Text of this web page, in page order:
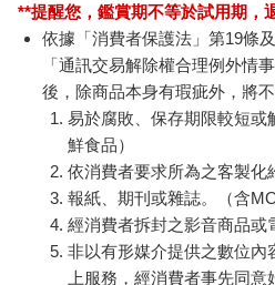
**提醒您，鑑賞期不等於試用期，
依據「消費者保護法」第19條
「通訊交易解除權合理例外情
後，除商品本身有瑕疵外，將
易於腐敗、保存期限較短或
鮮食品）
依消費者要求所為之客製化
報紙、期刊或雜誌。（含
經消費者拆封之影音商品或
非以有形媒介提供之數位內
上服務，經消費者事先同